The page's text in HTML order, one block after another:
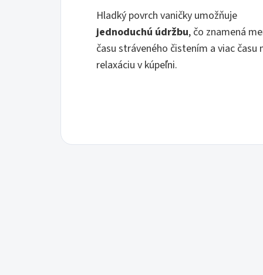
Hladký povrch vaničky umožňuje
jednoduchú údržbu, čo znamená
času stráveného čistením a viac času
relaxáciu v kúpeľni.